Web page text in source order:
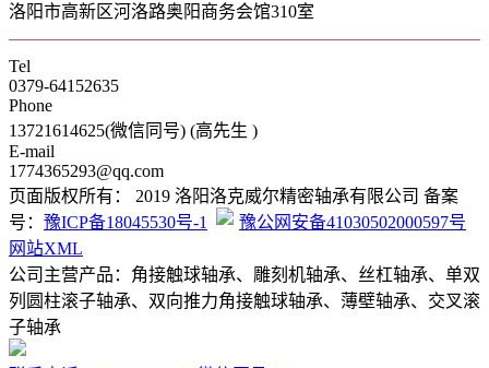
洛阳市高新区河洛路奥阳商务会馆310室
Tel
0379-64152635
Phone
13721614625(微信同号) (高先生 )
E-mail
1774365293@qq.com
页面版权所有： 2019 洛阳洛克威尔精密轴承有限公司 备案
号： 豫ICP备18045530号-1
豫公网安备41030502000597号
网站XML
公司主营产品：角接触球轴承、雕刻机轴承、丝杠轴承、单双
列圆柱滚子轴承、双向推力角接触球轴承、薄壁轴承、交叉滚
子轴承